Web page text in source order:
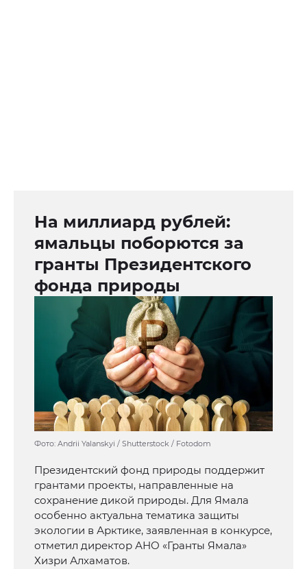
На миллиард рублей:
ямальцы поборются за
гранты Президентского
фонда природы
Фото: Andrii Yalanskyi / Shutterstock / Fotodom
Президентский фонд природы поддержит
грантами проекты, направленные на
сохранение дикой природы. Для Ямала
особенно актуальна тематика защиты
экологии в Арктике, заявленная в конкурсе,
отметил директор АНО «Гранты Ямала»
Хизри Алхаматов.